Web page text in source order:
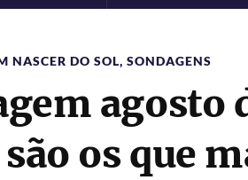
NASCER DO SOL, SONDAGENS
agosto
os que